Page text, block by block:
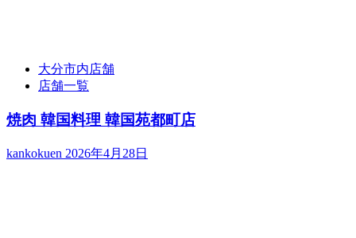
大分市内店舗
店舗一覧
焼肉 韓国料理 韓国苑都町店
kankokuen 2026年4月28日